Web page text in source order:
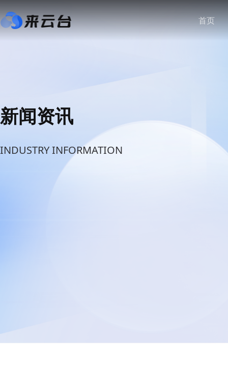
首页
新闻资讯
INDUSTRY INFORMATION